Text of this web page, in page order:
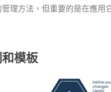
理方法，但重要的是在應
模板